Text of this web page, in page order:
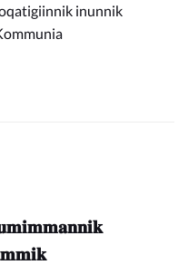
inunnik
𝐮𝐦𝐢𝐦𝐦𝐚𝐧𝐧𝐢𝐤